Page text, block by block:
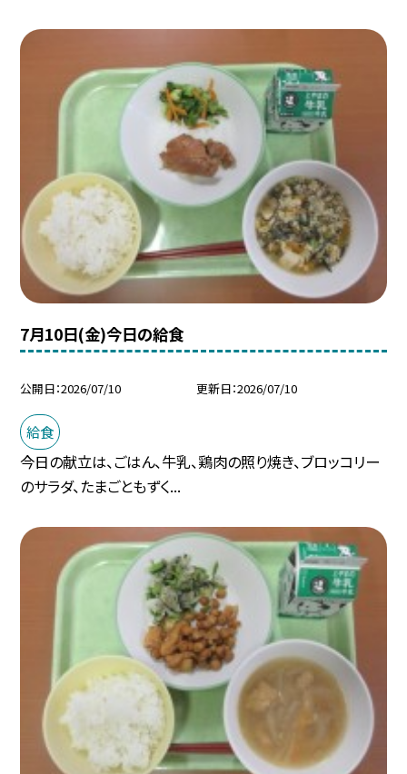
7月10日(金)今日の給食
公開日 2026/07/10 更新日 2026/07/10
給食
今日の献立は、ごはん、牛乳、鶏肉の照り焼き、ブロッコリー
のサラダ、たまごともずく...